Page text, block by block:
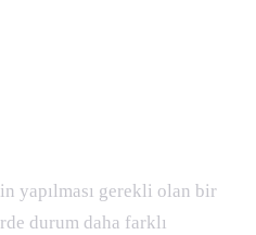
yapılması gerekli olan bir
durum daha farklı